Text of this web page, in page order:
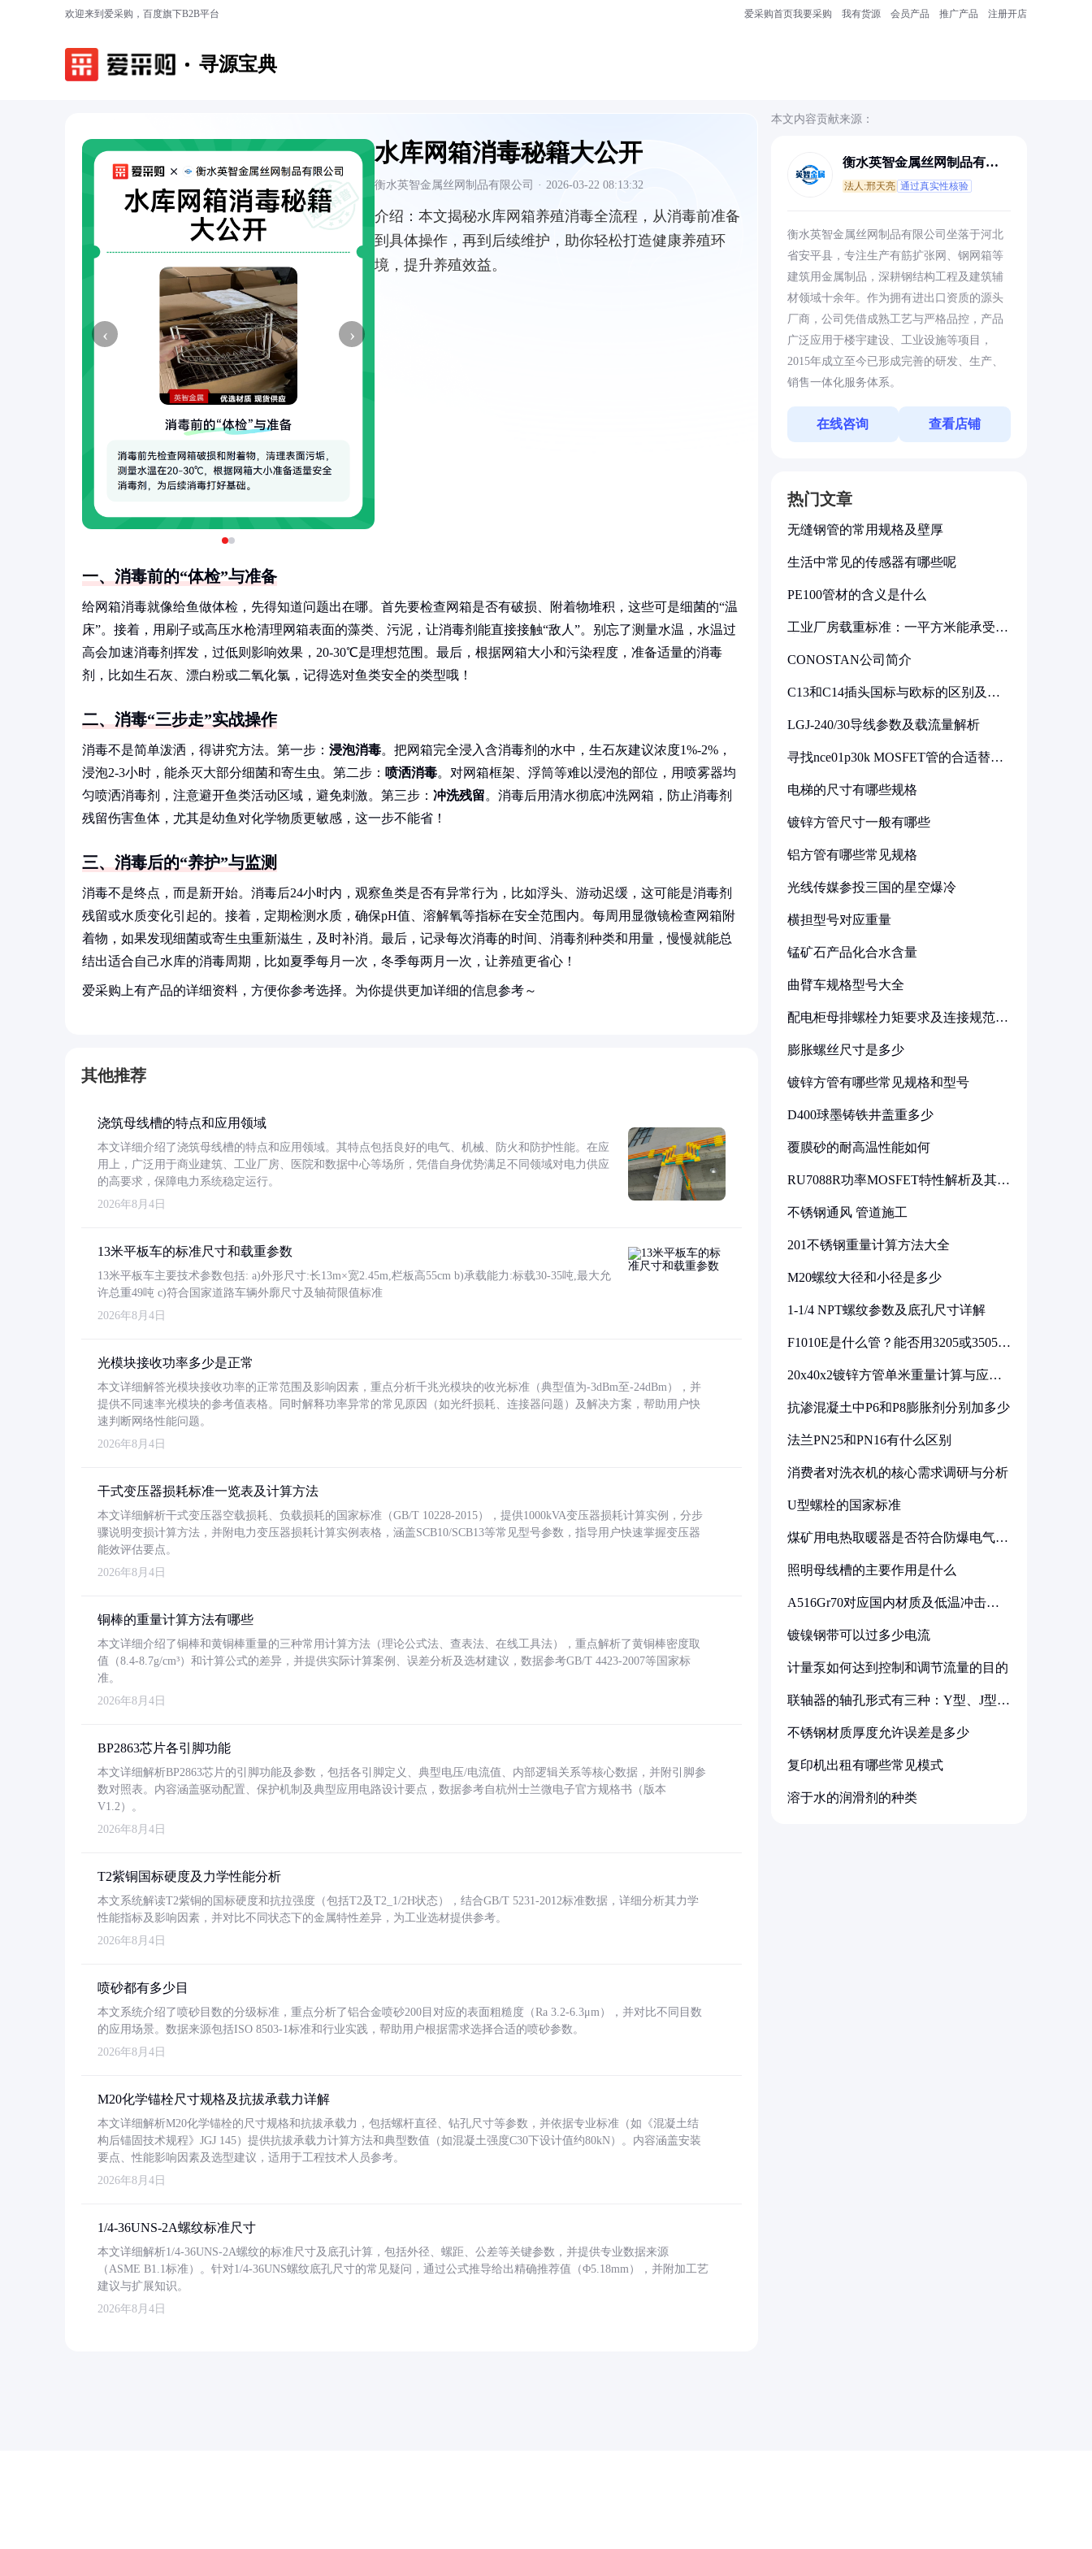
欢迎来到爱采购，百度旗下B2B平台 爱采购首页我要采购 我有货源 会员产品 推广产品 注册开店
寻源宝典
‹ ›
水库网箱消毒秘籍大公开
衡水英智金属丝网制品有限公司 · 2026-03-22 08:13:32
介绍： 本文揭秘水库网箱养殖消毒全流程，从消毒前准备
到具体操作，再到后续维护，助你轻松打造健康养殖环
境，提升养殖效益。
一、消毒前的“体检”与准备
给网箱消毒就像给鱼做体检，先得知道问题出在哪。首先要检查网箱是否有破损、附着物堆积，这些可是细菌的“温
床”。接着，用刷子或高压水枪清理网箱表面的藻类、污泥，让消毒剂能直接接触“敌人”。别忘了测量水温，水温过
高会加速消毒剂挥发，过低则影响效果，20-30℃是理想范围。最后，根据网箱大小和污染程度，准备适量的消毒
剂，比如生石灰、漂白粉或二氧化氯，记得选对鱼类安全的类型哦！
二、消毒“三步走”实战操作
消毒不是简单泼洒，得讲究方法。第一步： 浸泡消毒。把网箱完全浸入含消毒剂的水中，生石灰建议浓度1%-2%，
浸泡2-3小时，能杀灭大部分细菌和寄生虫。第二步： 喷洒消毒。对网箱框架、浮筒等难以浸泡的部位，用喷雾器均
匀喷洒消毒剂，注意避开鱼类活动区域，避免刺激。第三步： 冲洗残留。消毒后用清水彻底冲洗网箱，防止消毒剂
残留伤害鱼体，尤其是幼鱼对化学物质更敏感，这一步不能省！
三、消毒后的“养护”与监测
消毒不是终点，而是新开始。消毒后24小时内，观察鱼类是否有异常行为，比如浮头、游动迟缓，这可能是消毒剂
残留或水质变化引起的。接着，定期检测水质，确保pH值、溶解氧等指标在安全范围内。每周用显微镜检查网箱附
着物，如果发现细菌或寄生虫重新滋生，及时补消。最后，记录每次消毒的时间、消毒剂种类和用量，慢慢就能总
结出适合自己水库的消毒周期，比如夏季每月一次，冬季每两月一次，让养殖更省心！
爱采购上有产品的详细资料，方便你参考选择。为你提供更加详细的信息参考～
其他推荐
浇筑母线槽的特点和应用领域
本文详细介绍了浇筑母线槽的特点和应用领域。其特点包括良好的电气、机械、防火和防护性能。在应
用上，广泛用于商业建筑、工业厂房、医院和数据中心等场所，凭借自身优势满足不同领域对电力供应
的高要求，保障电力系统稳定运行。
2026年8月4日
13米平板车的标准尺寸和载重参数
13米平板车主要技术参数包括: a)外形尺寸:长13m×宽2.45m,栏板高55cm b)承载能力:标载30-35吨,最大允
许总重49吨 c)符合国家道路车辆外廓尺寸及轴荷限值标准
2026年8月4日
光模块接收功率多少是正常
本文详细解答光模块接收功率的正常范围及影响因素，重点分析千兆光模块的收光标准（典型值为-3dBm至-24dBm），并
提供不同速率光模块的参考值表格。同时解释功率异常的常见原因（如光纤损耗、连接器问题）及解决方案，帮助用户快
速判断网络性能问题。
2026年8月4日
干式变压器损耗标准一览表及计算方法
本文详细解析干式变压器空载损耗、负载损耗的国家标准（GB/T 10228-2015），提供1000kVA变压器损耗计算实例，分步
骤说明变损计算方法，并附电力变压器损耗计算实例表格，涵盖SCB10/SCB13等常见型号参数，指导用户快速掌握变压器
能效评估要点。
2026年8月4日
铜棒的重量计算方法有哪些
本文详细介绍了铜棒和黄铜棒重量的三种常用计算方法（理论公式法、查表法、在线工具法），重点解析了黄铜棒密度取
值（8.4-8.7g/cm³）和计算公式的差异，并提供实际计算案例、误差分析及选材建议，数据参考GB/T 4423-2007等国家标
准。
2026年8月4日
BP2863芯片各引脚功能
本文详细解析BP2863芯片的引脚功能及参数，包括各引脚定义、典型电压/电流值、内部逻辑关系等核心数据，并附引脚参
数对照表。内容涵盖驱动配置、保护机制及典型应用电路设计要点，数据参考自杭州士兰微电子官方规格书（版本
V1.2）。
2026年8月4日
T2紫铜国标硬度及力学性能分析
本文系统解读T2紫铜的国标硬度和抗拉强度（包括T2及T2_1/2H状态），结合GB/T 5231-2012标准数据，详细分析其力学
性能指标及影响因素，并对比不同状态下的金属特性差异，为工业选材提供参考。
2026年8月4日
喷砂都有多少目
本文系统介绍了喷砂目数的分级标准，重点分析了铝合金喷砂200目对应的表面粗糙度（Ra 3.2-6.3μm），并对比不同目数
的应用场景。数据来源包括ISO 8503-1标准和行业实践，帮助用户根据需求选择合适的喷砂参数。
2026年8月4日
M20化学锚栓尺寸规格及抗拔承载力详解
本文详细解析M20化学锚栓的尺寸规格和抗拔承载力，包括螺杆直径、钻孔尺寸等参数，并依据专业标准（如《混凝土结
构后锚固技术规程》JGJ 145）提供抗拔承载力计算方法和典型数值（如混凝土强度C30下设计值约80kN）。内容涵盖安装
要点、性能影响因素及选型建议，适用于工程技术人员参考。
2026年8月4日
1/4-36UNS-2A螺纹标准尺寸
本文详细解析1/4-36UNS-2A螺纹的标准尺寸及底孔计算，包括外径、螺距、公差等关键参数，并提供专业数据来源
（ASME B1.1标准）。针对1/4-36UNS螺纹底孔尺寸的常见疑问，通过公式推导给出精确推荐值（Φ5.18mm），并附加工艺
建议与扩展知识。
2026年8月4日
本文内容贡献来源：
衡水英智金属丝网制品有限
法人:邢天亮 通过真实性核验
衡水英智金属丝网制品有限公司坐落于河北
省安平县，专注生产有筋扩张网、钢网箱等
建筑用金属制品，深耕钢结构工程及建筑辅
材领域十余年。作为拥有进出口资质的源头
厂商，公司凭借成熟工艺与严格品控，产品
广泛应用于楼宇建设、工业设施等项目，
2015年成立至今已形成完善的研发、生产、
销售一体化服务体系。
在线咨询 查看店铺
热门文章
无缝钢管的常用规格及壁厚
生活中常见的传感器有哪些呢
PE100管材的含义是什么
工业厂房载重标准：一平方米能承受多
CONOSTAN公司简介
C13和C14插头国标与欧标的区别及其
LGJ-240/30导线参数及载流量解析
寻找nce01p30k MOSFET管的合适替代
电梯的尺寸有哪些规格
镀锌方管尺寸一般有哪些
铝方管有哪些常见规格
光线传媒参投三国的星空爆冷
横担型号对应重量
锰矿石产品化合水含量
曲臂车规格型号大全
配电柜母排螺栓力矩要求及连接规范详
膨胀螺丝尺寸是多少
镀锌方管有哪些常见规格和型号
D400球墨铸铁井盖重多少
覆膜砂的耐高温性能如何
RU7088R功率MOSFET特性解析及其在
不锈钢通风 管道施工
201不锈钢重量计算方法大全
M20螺纹大径和小径是多少
1-1/4 NPT螺纹参数及底孔尺寸详解
F1010E是什么管？能否用3205或3505代
20x40x2镀锌方管单米重量计算与应用
抗渗混凝土中P6和P8膨胀剂分别加多少
法兰PN25和PN16有什么区别
消费者对洗衣机的核心需求调研与分析
U型螺栓的国家标准
煤矿用电热取暖器是否符合防爆电气设
照明母线槽的主要作用是什么
A516Gr70对应国内材质及低温冲击要
镀镍钢带可以过多少电流
计量泵如何达到控制和调节流量的目的
联轴器的轴孔形式有三种：Y型、J型、
不锈钢材质厚度允许误差是多少
复印机出租有哪些常见模式
溶于水的润滑剂的种类